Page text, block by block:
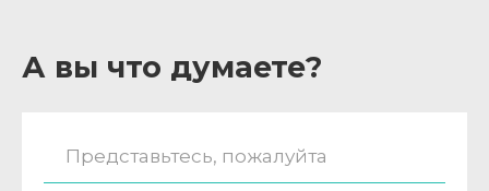
А вы что думаете?